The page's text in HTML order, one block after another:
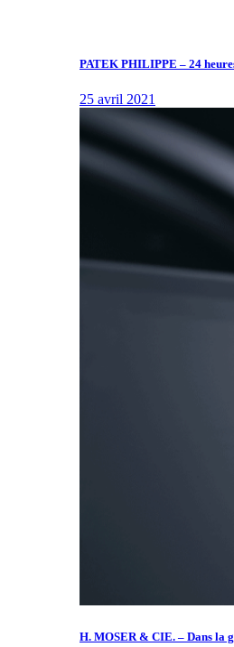
PATEK PHILIPPE – 24
25 avril 2021
H. MOSER & CIE. – Dans la